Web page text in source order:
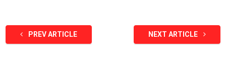
PREV ARTICLE NEXT ARTICLE